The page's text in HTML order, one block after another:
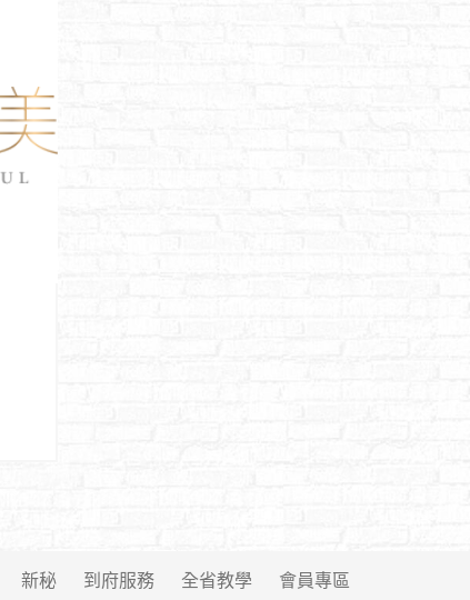
新秘 到府服務 全省教學 會員專區